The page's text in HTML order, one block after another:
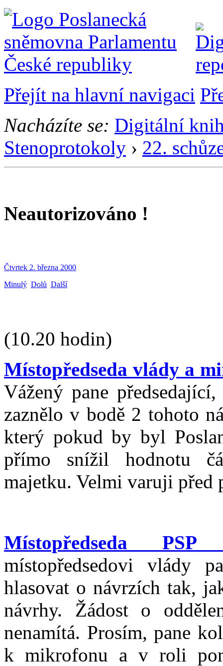
Přejít na hlavní navigaci
Nacházíte se: Digitální
Stenoprotokoly › 22.
Neautorizováno !
Čtvrtek 2. března 2000
Minulý Dolů Další
(10.20 hodin)
Místopředseda vlády a
Vážený pane
zaznělo v bodě 2 tohoto
který pokud by byl
přímo snížil hodnotu
majetku. Velmi varuji před
Místopředseda
místopředsedovi vlády
hlasovat o návrzích tak,
návrhy. Žádost o
nenamítá. Prosím, pane
k mikrofonu a v roli